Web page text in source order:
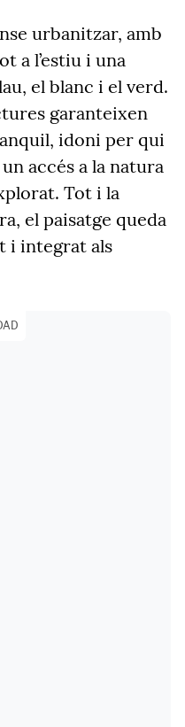
urbanitzar, amb
a l’estiu i una
el blanc i el verd.
garanteixen
idoni per qui
accés a la natura
Tot i la
el paisatge queda
i integrat als